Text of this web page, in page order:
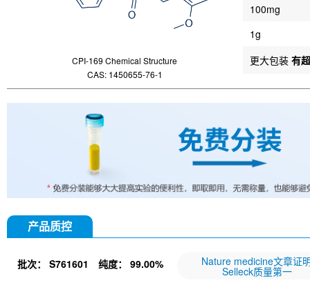
CPI-169 Chemical Structure
CAS: 1450655-76-1
100mg
1g
更大包装 有
产品质控
批次： S761601 纯度： 99.00% Nature medicine文章证
Selleck质量第一